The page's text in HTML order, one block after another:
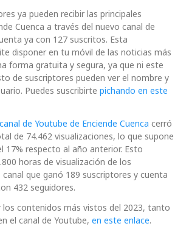
ya pueden recibir las principales
Cuenca a través del nuevo canal de
ya con 127 suscritos. Esta
disponer en tu móvil de las noticias más
forma gratuita y segura, ya que ni este
de suscriptores pueden ver el nombre y
Puedes suscribirte pichando en este
canal de Youtube de Enciende Cuenca cerró
de 74.462 visualizaciones, lo que supone
17% respecto al año anterior. Esto
horas de visualización de los
que ganó 189 suscriptores y cuenta
432 seguidores.
los contenidos más vistos del 2023, tanto
el canal de Youtube, en este enlace.